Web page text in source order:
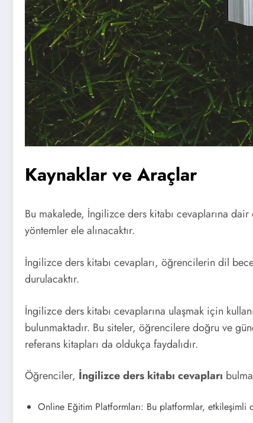
Kaynaklar ve Araçlar
Bu makalede, İngilizce ders kitabı cevaplarına
yöntemler ele alınacaktır.
İngilizce ders kitabı cevapları, öğrencilerin dil
durulacaktır.
İngilizce ders kitabı cevaplarına ulaşmak için
bulunmaktadır. Bu siteler, öğrencilere doğru ve
referans kitapları da oldukça faydalıdır.
Öğrenciler, İngilizce ders kitabı cevapları
Online Eğitim Platformları: Bu platformlar, etkileşimli